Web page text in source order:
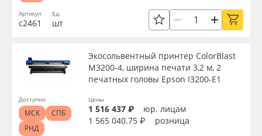
Артикул
с2461
Ед.
шт
Экосольвентный принтер ColorBlast
M3200-4, ширина печати 3,2 м, 2
печатных головы Epson I3200-E1
Цены
1 516 437 ₽
юр. лицам
1 565 040.75 ₽
розница
Доступно
МСК
СПБ
РНД